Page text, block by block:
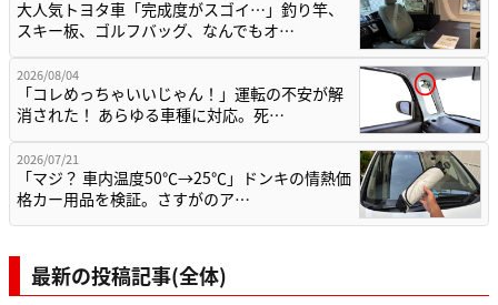
大人気トヨタ車「完成度がスゴイ…」釣り竿、
スキー板、ゴルフバッグ、なんでもオ…
2026/08/04
「コレめっちゃいいじゃん！」運転の不安が解
消された！ あらゆる車種に対応。死…
2026/07/21
「マジ？ 車内温度50℃→25℃」ドンキの情熱価
格カー用品を検証。さすがのア…
最新の投稿記事(全体)